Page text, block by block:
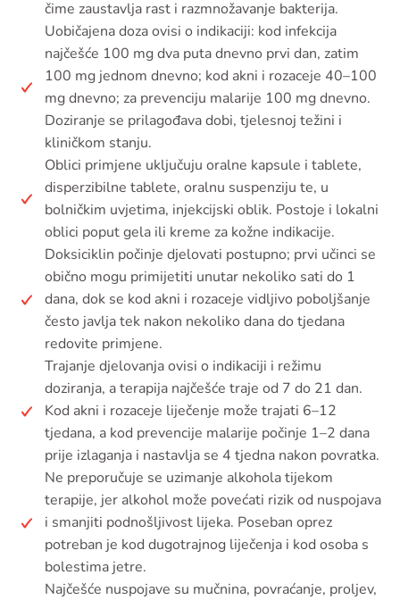
čime zaustavlja rast i razmnožavanje bakterija.
Uobičajena doza ovisi o indikaciji: kod infekcija
najčešće 100 mg dva puta dnevno prvi dan, zatim
100 mg jednom dnevno; kod akni i rozaceje 40–100
mg dnevno; za prevenciju malarije 100 mg dnevno.
Doziranje se prilagođava dobi, tjelesnoj težini i
kliničkom stanju.
Oblici primjene uključuju oralne kapsule i tablete,
disperzibilne tablete, oralnu suspenziju te, u
bolničkim uvjetima, injekcijski oblik. Postoje i lokalni
oblici poput gela ili kreme za kožne indikacije.
Doksiciklin počinje djelovati postupno; prvi učinci se
obično mogu primijetiti unutar nekoliko sati do 1
dana, dok se kod akni i rozaceje vidljivo poboljšanje
često javlja tek nakon nekoliko dana do tjedana
redovite primjene.
Trajanje djelovanja ovisi o indikaciji i režimu
doziranja, a terapija najčešće traje od 7 do 21 dan.
Kod akni i rozaceje liječenje može trajati 6–12
tjedana, a kod prevencije malarije počinje 1–2 dana
prije izlaganja i nastavlja se 4 tjedna nakon povratka.
Ne preporučuje se uzimanje alkohola tijekom
terapije, jer alkohol može povećati rizik od nuspojava
i smanjiti podnošljivost lijeka. Poseban oprez
potreban je kod dugotrajnog liječenja i kod osoba s
bolestima jetre.
Najčešće nuspojave su mučnina, povraćanje, proljev,